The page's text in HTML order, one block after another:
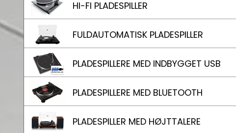
HI-FI PLADESPILLER
FULDAUTOMATISK PLADESPILLER
PLADESPILLERE MED INDBYGGET USB
PLADESPILLERE MED BLUETOOTH
PLADESPILLER MED HØJTTALERE